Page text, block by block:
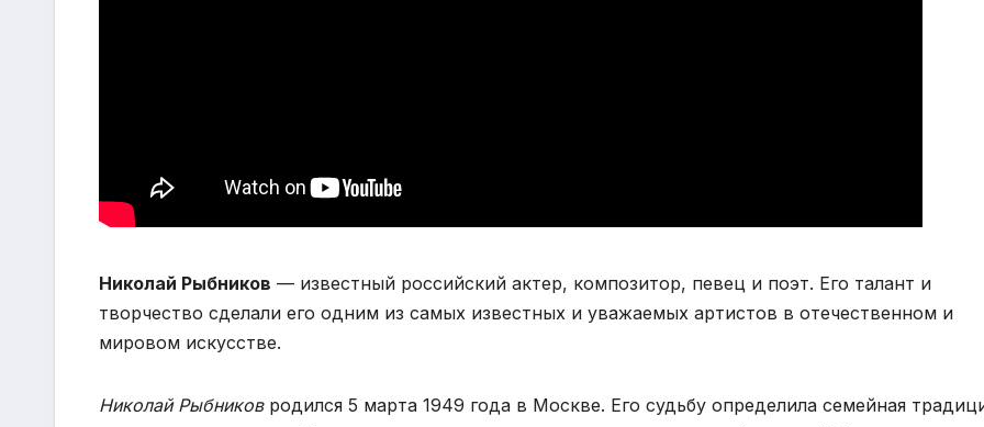
Николай Рыбников — известный российский актер, композитор, певец и поэт. Его талант и
творчество сделали его одним из самых известных и уважаемых артистов в отечественном и
мировом искусстве.
Николай Рыбниковродился 5 марта 1949 года в Москве. Его судьбу определила семейная